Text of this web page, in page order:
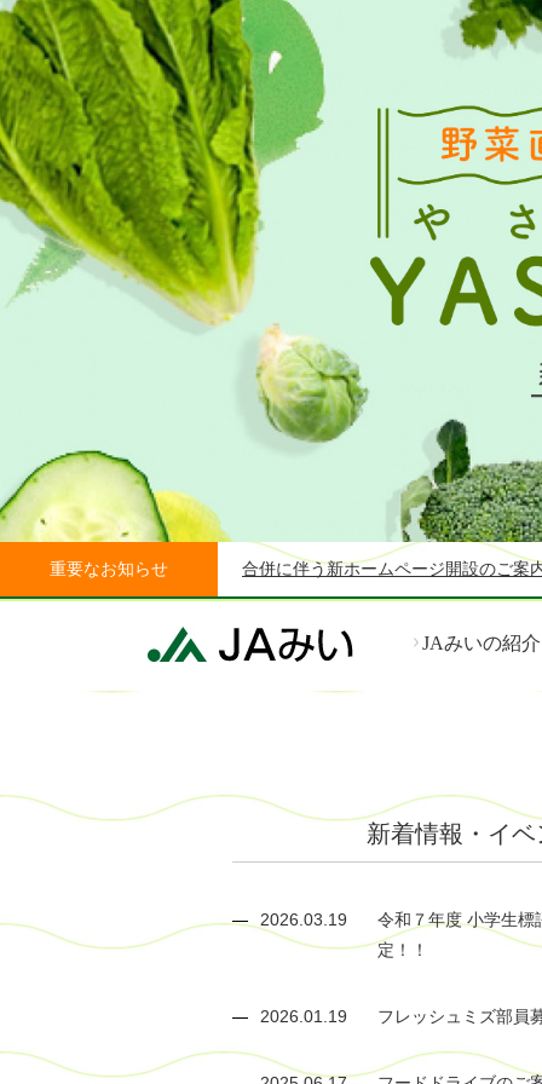
重要なお知らせ 合併に伴う新ホームページ開設のご案
JAみいの紹介
新着情報・ イ
2026.03.19
令和７年度 小学生標
定！！
2026.01.19 フレッシュミズ部員